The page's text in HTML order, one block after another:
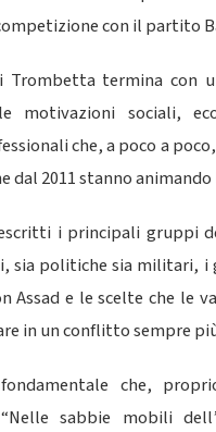
con il partito
termina con
motivazioni sociali,
che, a poco a
dal 2011 stanno animando
i principali gruppi
sia politiche sia militari, i
Assad e le scelte che le
in un conflitto sempre
che,
sabbie mobili